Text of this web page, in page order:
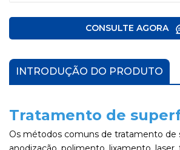
CONSULTE AGORA
INTRODUÇÃO DO PRODUTO
Tratamento de
Os métodos comuns de tratamento de